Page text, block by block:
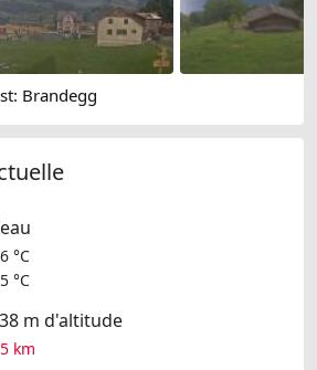
Brandegg
°C
°C
m d'altitude
km